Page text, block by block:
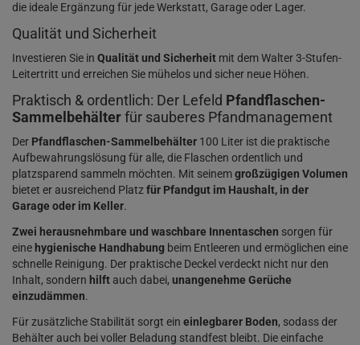
die ideale Ergänzung für jede Werkstatt, Garage oder Lager.
Qualität und Sicherheit
Investieren Sie in Qualität und Sicherheit mit dem Walter 3-Stufen-
Leitertritt und erreichen Sie mühelos und sicher neue Höhen.
Praktisch & ordentlich: Der Lefeld Pfandflaschen-
Sammelbehälterfür sauberes Pfandmanagement
Der Pfandflaschen-Sammelbehälter 100 Liter ist die praktische
Aufbewahrungslösung für alle, die Flaschen ordentlich und
platzsparend sammeln möchten. Mit seinemgroßzügigen Volumen
bietet er ausreichend Platzfür Pfandgut im Haushalt, in der
Garage oder im Keller.
Zwei herausnehmbare und waschbare Innentaschen sorgen für
eine hygienische Handhabung beim Entleeren und ermöglichen eine
schnelle Reinigung. Der praktische Deckel verdeckt nicht nur den
Inhalt, sondern hilft auch dabei, unangenehme Gerüche
einzudämmen.
Für zusätzliche Stabilität sorgt ein einlegbarer Boden, sodass der
Behälter auch bei voller Beladung standfest bleibt. Die einfache